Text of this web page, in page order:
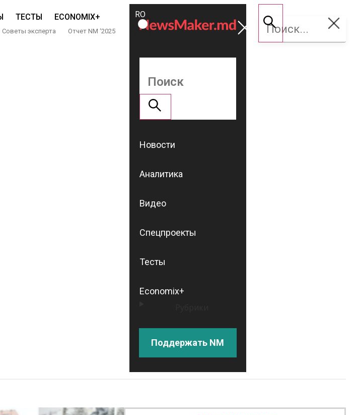
ТЕСТЫ ECONOMIX+
Советы эксперта Отчет NM ‘2025
ROMÂNĂ
RU
Поддержать
NM
Новости
Аналитика
Видео
Спецпроекты
Тесты
Economix+
Поддержать NM